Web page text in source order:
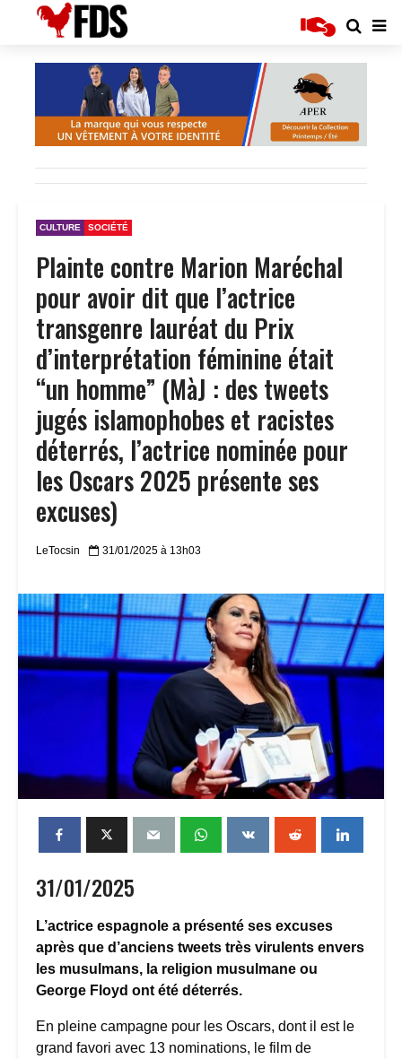
CULTURE SOCIÉTÉ
Plainte contre Marion Maréchal
pour avoir dit que l’actrice
transgenre lauréat du Prix
d’interprétation féminine était
“un homme” (MàJ : des tweets
jugés islamophobes et racistes
déterrés, l’actrice nominée pour
les Oscars 2025 présente ses
excuses)
LeTocsin 31/01/2025 à 13h03
31/01/2025
L’actrice espagnole a présenté ses excuses
après que d’anciens tweets très virulents envers
les musulmans, la religion musulmane ou
George Floyd ont été déterrés.
En pleine campagne pour les Oscars, dont il est le
grand favori avec 13 nominations, le film de